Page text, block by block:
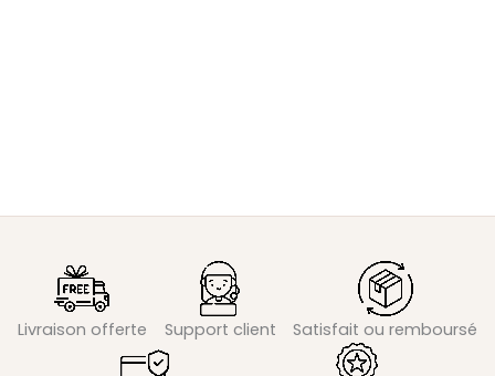
Livraison offerte Support client Satisfait ou remboursé